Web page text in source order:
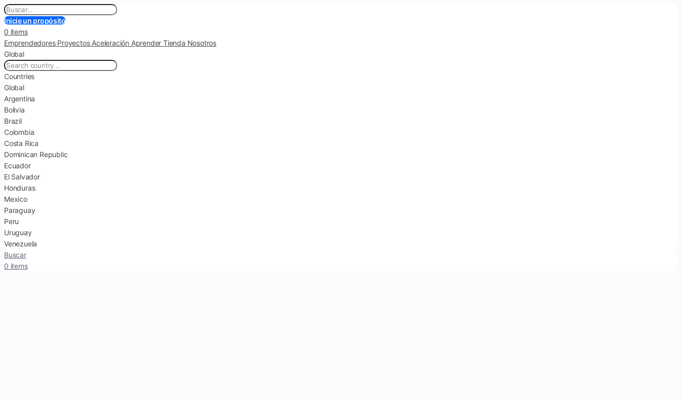
Inicie un propósito
0 items
Emprendedores Proyectos Aceleración AprenderTienda Nosotros
Global
Countries
Global
Argentina
Bolivia
Brazil
Colombia
Costa Rica
Dominican Republic
Ecuador
El Salvador
Honduras
Mexico
Paraguay
Peru
Uruguay
Venezuela
Buscar
0 items